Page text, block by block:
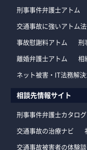
刑事事件弁護士アトム
交通事故に強いアトム
事故慰謝料アトム 刑
離婚弁護士アトム 相
ネット被害・IT法務解決
相談先情報サイト
刑事事件弁護士カタログ
交通事故の治療ナビ
交通事故被害者の体験談